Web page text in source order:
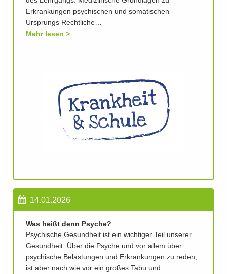
Erkrankungen psychischen und somatischen
Ursprungs Rechtliche…
Mehr lesen
14.01.2026
Was heißt denn Psyche?
Psychische Gesundheit ist ein wichtiger Teil unserer
Gesundheit. Über die Psyche und vor allem über
psychische Belastungen und Erkrankungen zu reden,
ist aber nach wie vor ein großes Tabu und…